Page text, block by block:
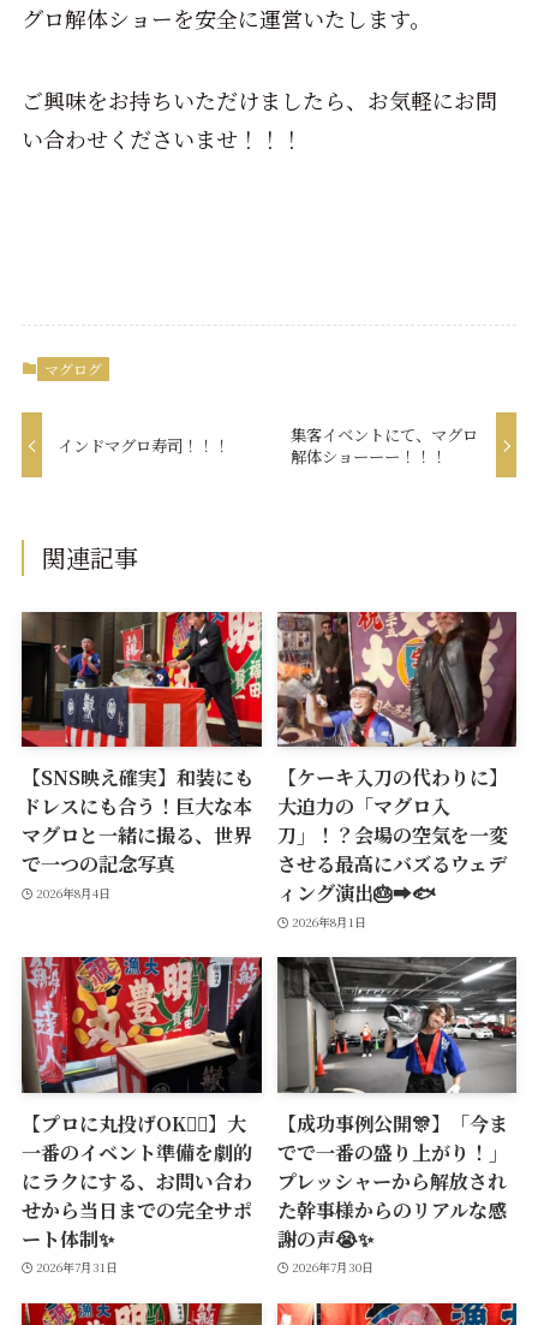
グロ解体ショーを安全に運営いたします。
ご興味をお持ちいただけましたら、お気軽にお問
い合わせくださいませ！！！
マグログ
インドマグロ寿司！！！
集客イベントにて、マグロ
解体ショーーー！！！
関連記事
【SNS映え確実】和装にも
ドレスにも合う！巨大な本
マグロと一緒に撮る、世界
で一つの記念写真
2026年8月4日
【ケーキ入刀の代わりに】
大迫力の「マグロ入
刀」！？会場の空気を一変
させる最高にバズるウェデ
ィング演出🎂➡️🐟
2026年8月1日
【プロに丸投げOK🙆‍♂️】大
一番のイベント準備を劇的
にラクにする、お問い合わ
せから当日までの完全サポ
ート体制✨
2026年7月31日
【成功事例公開🎊】「今ま
でで一番の盛り上がり！」
プレッシャーから解放され
た幹事様からのリアルな感
謝の声😭✨
2026年7月30日